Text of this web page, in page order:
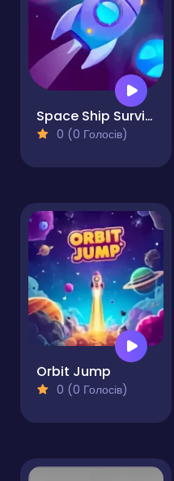
Space Ship Survivor
0 (0 Голосів)
Orbit Jump
0 (0 Голосів)